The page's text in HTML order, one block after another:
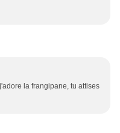
la frangipane, tu attises